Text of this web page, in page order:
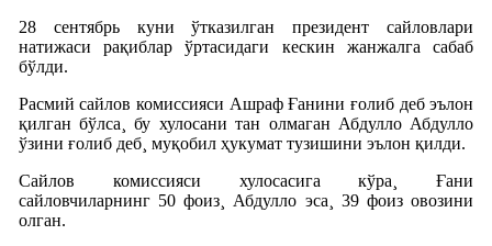
28 сентябрь куни ўтказилган президент сайловлари
натижаси рақиблар ўртасидаги кескин жанжалга сабаб
бўлди.
Расмий сайлов комиссияси Ашраф Ғанини ғолиб деб эълон
қилган бўлса¸ бу хулосани тан олмаган Абдулло Абдулло
ўзини ғолиб деб¸ муқобил ҳукумат тузишини эълон қилди.
Сайлов комиссияси хулосасига кўра¸ Ғани
сайловчиларнинг 50 фоиз¸ Абдулло эса¸ 39 фоиз овозини
олган.